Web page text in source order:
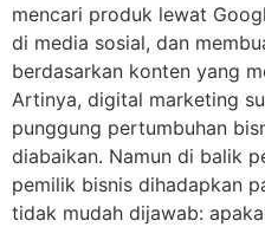
mencari produk lewat
di media sosial, dan
berdasarkan konten yang
Artinya, digital marketing
punggung pertumbuhan
diabaikan. Namun di balik
pemilik bisnis dihadapkan
tidak mudah dijawab: